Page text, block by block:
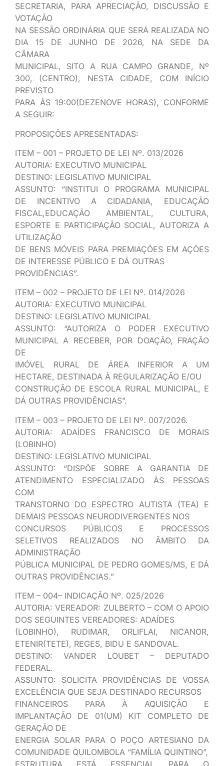
SECRETARIA, PARA APRECIAÇÃO, DISCUSSÃO E
VOTAÇÃO
NA SESSÃO ORDINÁRIA QUE SERÁ REALIZADA NO
DIA 15 DE JUNHO DE 2026, NA SEDE DA
CÂMARA
MUNICIPAL, SITO A RUA CAMPO GRANDE, Nº
300, (CENTRO), NESTA CIDADE, COM INÍCIO
PREVISTO
PARA ÀS 19:00(DEZENOVE HORAS), CONFORME
A SEGUIR:
PROPOSIÇÕES APRESENTADAS:
ITEM – 001 – PROJETO DE LEI Nº. 013/2026
AUTORIA: EXECUTIVO MUNICIPAL
DESTINO: LEGISLATIVO MUNICIPAL
ASSUNTO: “INSTITUI O PROGRAMA MUNICIPAL
DE INCENTIVO A CIDADANIA, EDUCAÇÃO
FISCAL,EDUCAÇÃO AMBIENTAL, CULTURA,
ESPORTE E PARTICIPAÇÃO SOCIAL, AUTORIZA A
UTILIZAÇÃO
DE BENS MÓVEIS PARA PREMIAÇÕES EM AÇÕES
DE INTERESSE PÚBLICO E DÁ OUTRAS
PROVIDÊNCIAS”.
ITEM – 002 – PROJETO DE LEI Nº. 014/2026
AUTORIA: EXECUTIVO MUNICIPAL
DESTINO: LEGISLATIVO MUNICIPAL
ASSUNTO: “AUTORIZA O PODER EXECUTIVO
MUNICIPAL A RECEBER, POR DOAÇÃO, FRAÇÃO
DE
IMÓVEL RURAL DE ÁREA INFERIOR A UM
HECTARE, DESTINADA À REGULARIZAÇÃO E/OU
CONSTRUÇÃO DE ESCOLA RURAL MUNICIPAL, E
DÁ OUTRAS PROVIDÊNCIAS”.
ITEM – 003 – PROJETO DE LEI Nº. 007/2026.
AUTORIA: ADAÍDES FRANCISCO DE MORAIS
(LOBINHO)
DESTINO: LEGISLATIVO MUNICIPAL
ASSUNTO: “DISPÕE SOBRE A GARANTIA DE
ATENDIMENTO ESPECIALIZADO ÀS PESSOAS
COM
TRANSTORNO DO ESPECTRO AUTISTA (TEA) E
DEMAIS PESSOAS NEURODIVERGENTES NOS
CONCURSOS PÚBLICOS E PROCESSOS
SELETIVOS REALIZADOS NO ÂMBITO DA
ADMINISTRAÇÃO
PÚBLICA MUNICIPAL DE PEDRO GOMES/MS, E DÁ
OUTRAS PROVIDÊNCIAS.”
ITEM – 004– INDICAÇÃO Nº. 025/2026
AUTORIA: VEREADOR: ZULBERTO – COM O APOIO
DOS SEGUINTES VEREADORES: ADAÍDES
(LOBINHO), RUDIMAR, ORLIFLAI, NICANOR,
ETENIR(TETE), REGES, BIDU E SANDOVAL.
DESTINO: VANDER LOUBET – DEPUTADO
FEDERAL.
ASSUNTO: SOLICITA PROVIDÊNCIAS DE VOSSA
EXCELÊNCIA QUE SEJA DESTINADO RECURSOS
FINANCEIROS PARA À AQUISIÇÃO E
IMPLANTAÇÃO DE 01(UM) KIT COMPLETO DE
GERAÇÃO DE
ENERGIA SOLAR PARA O POÇO ARTESIANO DA
COMUNIDADE QUILOMBOLA “FAMÍLIA QUINTINO”,